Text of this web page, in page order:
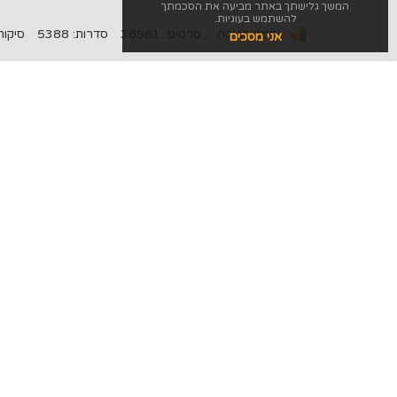
סטטיסטיקה: סדרות: 5388
המשך גלישתך באתר מביעה את הסכמתך
להשתמש בעוגיות.
אני מסכים